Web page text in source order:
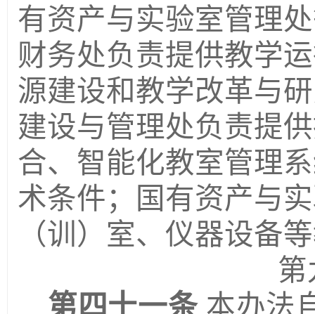
有资产与实验室管理
财务处负责提供教学
源建设和教学改革与
建设与管理处负责提
合、智能化教室管理
术条件；国有资产与
（训）室、仪器设备
第
第四十一条 本办法